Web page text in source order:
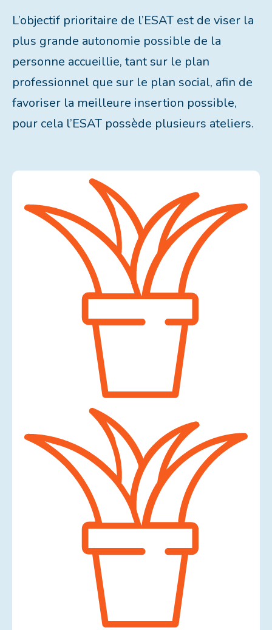
L’objectif prioritaire de l’ESAT est de viser la
plus grande autonomie possible de la
personne accueillie, tant sur le plan
professionnel que sur le plan social, afin de
favoriser la meilleure insertion possible,
pour cela l’ESAT possède plusieurs ateliers.